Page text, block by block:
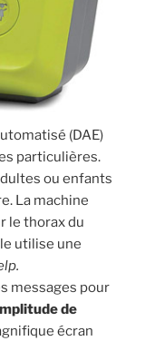
(DAE)
particulières.
ou enfants
La machine
le thorax du
utilise une
messages pour
de
écran